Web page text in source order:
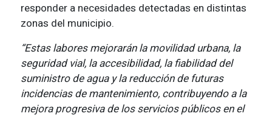
responder a necesidades detectadas en distintas
zonas del municipio.
“Estas labores mejorarán la movilidad urbana, la
seguridad vial, la accesibilidad, la fiabilidad del
suministro de agua y la reducción de futuras
incidencias de mantenimiento, contribuyendo a la
mejora progresiva de los servicios públicos en el